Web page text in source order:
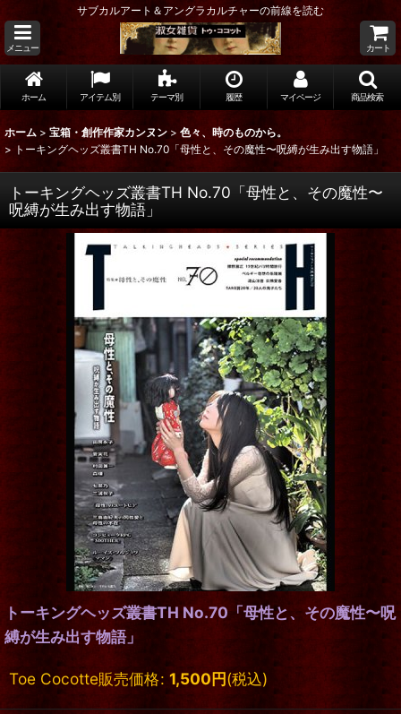
サブカルアート＆アングラカルチャーの前線を読む
メニュー カート
ホーム アイテム別 テーマ別 履歴 マイページ 商品検索
ホーム > 宝箱・創作作家カンヌン > 色々、時のものから。
> トーキングヘッズ叢書TH No.70「母性と、その魔性〜呪縛が生み出す物語」
トーキングヘッズ叢書TH No.70「母性と、その魔性〜
呪縛が生み出す物語」
トーキングヘッズ叢書TH No.70「母性と、その魔性〜呪
縛が生み出す物語」
Toe Cocotte販売価格: 1,500円(税込)